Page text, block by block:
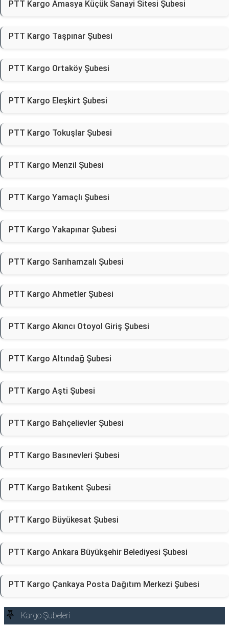
PTT Kargo Amasya Küçük Sanayi Sitesi Şubesi
PTT Kargo Taşpınar Şubesi
PTT Kargo Ortaköy Şubesi
PTT Kargo Eleşkirt Şubesi
PTT Kargo Tokuşlar Şubesi
PTT Kargo Menzil Şubesi
PTT Kargo Yamaçlı Şubesi
PTT Kargo Yakapınar Şubesi
PTT Kargo Sarıhamzalı Şubesi
PTT Kargo Ahmetler Şubesi
PTT Kargo Akıncı Otoyol Giriş Şubesi
PTT Kargo Altındağ Şubesi
PTT Kargo Aşti Şubesi
PTT Kargo Bahçelievler Şubesi
PTT Kargo Basınevleri Şubesi
PTT Kargo Batıkent Şubesi
PTT Kargo Büyükesat Şubesi
PTT Kargo Ankara Büyükşehir Belediyesi Şubesi
PTT Kargo Çankaya Posta Dağıtım Merkezi Şubesi
Kargo Şubeleri